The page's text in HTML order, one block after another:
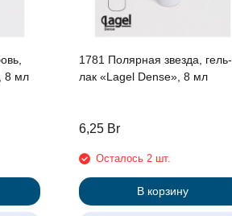
8 мл
1781 Полярная звезда, гель-
лак «Lagel Dense», 8 мл
6,25 Br
Осталось 2 шт.
В корзину